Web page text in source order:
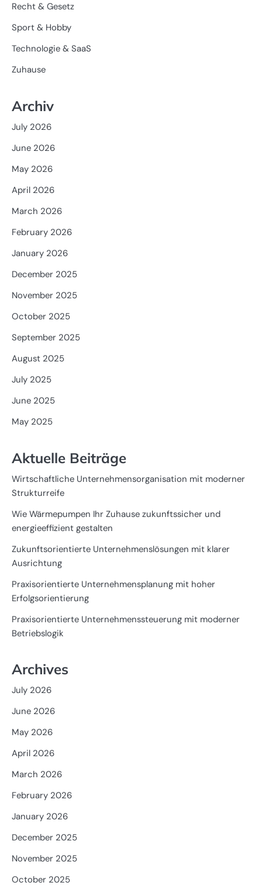
Recht & Gesetz
Sport & Hobby
Technologie & SaaS
Zuhause
Archiv
July 2026
June 2026
May 2026
April 2026
March 2026
February 2026
January 2026
December 2025
November 2025
October 2025
September 2025
August 2025
July 2025
June 2025
May 2025
Aktuelle Beiträge
Wirtschaftliche Unternehmensorganisation mit moderner
Strukturreife
Wie Wärmepumpen Ihr Zuhause zukunftssicher und
energieeffizient gestalten
Zukunftsorientierte Unternehmenslösungen mit klarer
Ausrichtung
Praxisorientierte Unternehmensplanung mit hoher
Erfolgsorientierung
Praxisorientierte Unternehmenssteuerung mit moderner
Betriebslogik
Archives
July 2026
June 2026
May 2026
April 2026
March 2026
February 2026
January 2026
December 2025
November 2025
October 2025